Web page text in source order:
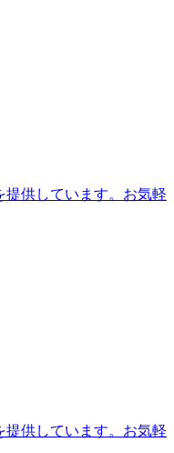
供しています。お気軽
供しています。お気軽